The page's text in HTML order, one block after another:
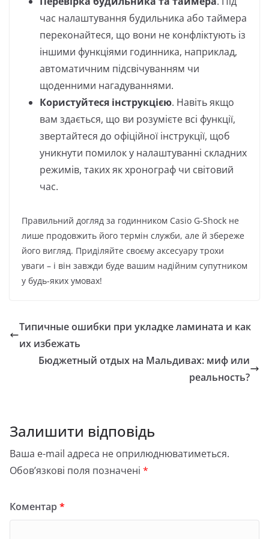
час налаштування будильника або таймера
переконайтеся, що вони не конфліктують із
іншими функціями годинника, наприклад,
автоматичним підсвічуванням чи
щоденними нагадуваннями.
Користуйтеся інструкцією. Навіть якщо
вам здається, що ви розумієте всі функції,
звертайтеся до офіційної інструкції, щоб
уникнути помилок у налаштуванні складних
режимів, таких як хронограф чи світовий
час.
Правильний догляд за годинником Casio G-Shock не
лише продовжить його термін служби, але й збереже
його вигляд. Приділяйте своєму аксесуару трохи
уваги – і він завжди буде вашим надійним супутником
у будь-яких умовах!
Типичные ошибки при укладке ламината и как
их избежать
Бюджетный отдых на Мальдивах: миф или
реальность?
Залишити відповідь
Ваша e-mail адреса не оприлюднюватиметься.
Обов’язкові поля позначені *
Коментар*